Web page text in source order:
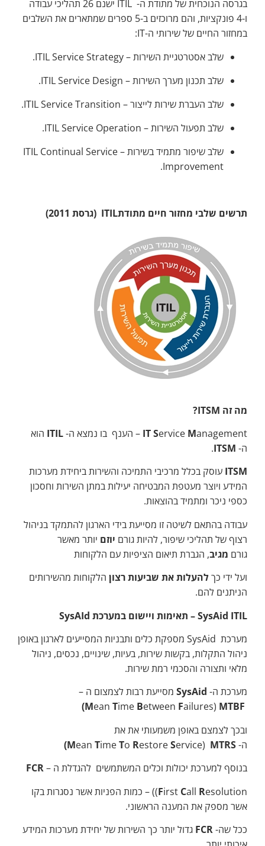
בגרסה הנוכחית של מתודת ה- ITIL ישנם 26 תהליכי עבודה
ו-4 פונקציות, והם מרוכזים ב-5 ספרים שמתארים את השלבים
במחזור החיים של שירותי ה-IT:
שלב אסטרטגיית השירות – ITIL Service Strategy.
שלב תכנון מערך השירות – ITIL Service Design.
שלב העברת שירות לייצור – ITIL Service Transition.
שלב תפעול השירות – ITIL Service Operation.
שלב שיפור מתמיד בשירות – ITIL Continual Service
Improvement.
תרשים שלבי מחזור חיים מתודתITIL (גרסת 2011)
מה זה ITSM
?
ITService Management – הענף בו נמצא ה- ITIL הוא
ה- ITSM
.
ITSM עוסק בכלל מרכיבי התמיכה והשירות ביחידת מערכות
המידע ויוצר מעטפת המבטיחה יעילות במתן השירות וחסכון
כספי ניכר ומתמיד בהוצאות.
עבודה בהתאם לשיטה זו מסייעת בידי הארגון להתמקד בניהול
רצוף של תהליכי שיפור, להיות גורם יוזם יותר מאשר
גורם מגיב, הגברת תיאום הציפיות עם הלקוחות
ועל ידי כךלהעלות את שביעות רצון הלקוחות מהשירותים
הניתנים להם.
SysAid ITIL– תאימות ויישום במערכת SysAId
מערכת SysAid מספקת כלים ותבניות המסייעים לארגון באופן
ניהול התקלות, בקשות שירות, בעיות, שינויים, נכסים, ניהול
מלאי ותצורה והסכמי רמת שירות.
מערכת ה- SysAid מסייעת רבות לצמצום ה –
Mean Time Between Failures) MTBF)
ובכך לצמצם באופן משמעותי את את
ה-
Mean TimeTo RestoreService) MTRS)
בנוסף למערכת יכולות וכלים המשתמשים להגדלת ה –FCR
First Call R
esolution)) – כמות הפניות אשר נסגרות בקו
אשר מספק את המענה הראשוני.
ככל שה-FCR גדול יותר כך השירות של יחידת מערכות המידע